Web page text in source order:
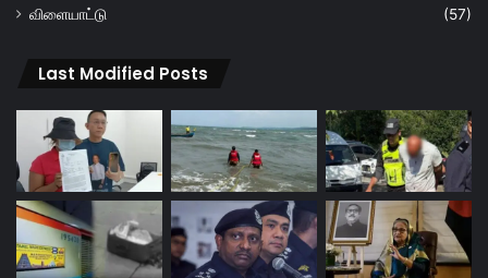
விளையாட்டு
(57)
Last Modified Posts